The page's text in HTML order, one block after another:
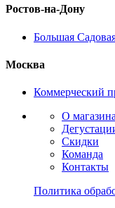
Ростов-на-Дону
Большая
Москва
Коммерческий
О
Скидки
Команда
Контакты
Политика